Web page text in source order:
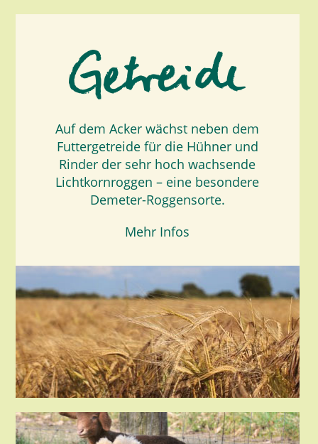
Auf dem Acker wächst neben dem
Futtergetreide für die Hühner und
Rinder der sehr hoch wachsende
Lichtkornroggen – eine besondere
Demeter-Roggensorte.
Mehr Infos